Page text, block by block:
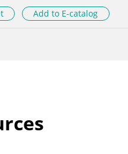
Add to E-catalog